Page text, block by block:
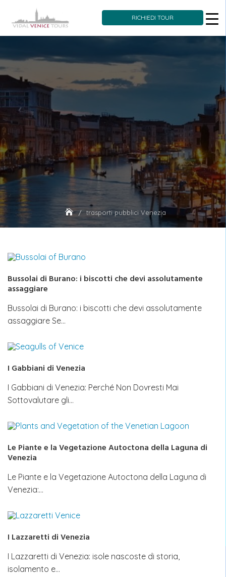
Skip
content
RICHIEDI TOUR
trasporti pubblici Venezia
Bussolai di Burano: i biscotti che devi assolutamente
assaggiare
Bussolai di Burano: i biscotti che devi assolutamente
assaggiare Se…
I Gabbiani di Venezia
I Gabbiani di Venezia: Perché Non Dovresti Mai
Sottovalutare gli…
Le Piante e la Vegetazione Autoctona della Laguna di
Venezia
Le Piante e la Vegetazione Autoctona della Laguna di
Venezia:…
I Lazzaretti di Venezia
I Lazzaretti di Venezia: isole nascoste di storia,
isolamento e…